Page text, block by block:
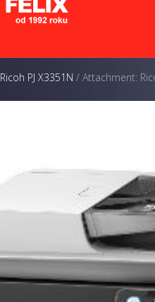
Ricoh PJ X3351N / Attachment: